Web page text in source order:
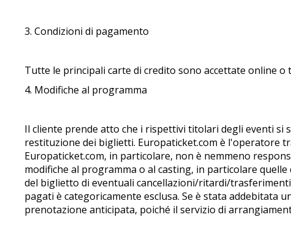
3. Condizioni di pagamento
Tutte le principali carte di credito sono accettate online
4. Modifiche al programma
Il cliente prende atto che i rispettivi titolari degli eventi
restituzione dei biglietti. Europaticket.com è l'operatore
Europaticket.com, in particolare, non è nemmeno
modifiche al programma o al casting, in particolare
del biglietto di eventuali cancellazioni/ritardi/
pagati è categoricamente esclusa. Se è stata
prenotazione anticipata, poiché il servizio di